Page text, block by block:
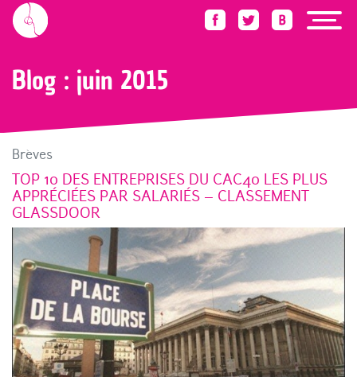
Blog : juin 2015
Brèves
TOP 10 DES ENTREPRISES DU CAC40 LES PLUS
APPRÉCIÉES PAR SALARIÉS – CLASSEMENT
GLASSDOOR